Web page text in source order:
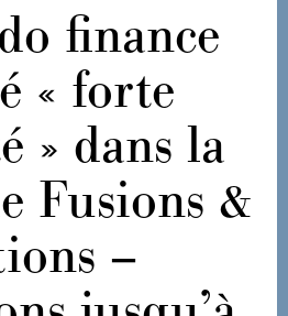
finance
« forte
» dans la
Fusions &
–